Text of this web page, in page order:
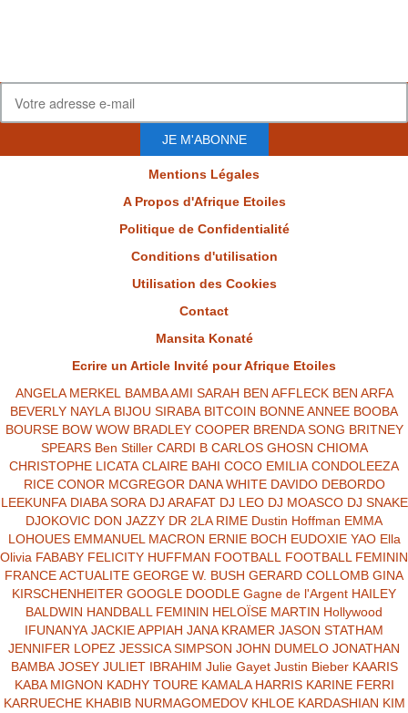
JE M'ABONNE
Mentions Légales
A Propos d'Afrique Etoiles
Politique de Confidentialité
Conditions d'utilisation
Utilisation des Cookies
Contact
Mansita Konaté
Ecrire un Article Invité pour Afrique Etoiles
ANGELA MERKEL BAMBA AMI SARAH BEN AFFLECK BEN ARFA
BEVERLY NAYLA BIJOU SIRABA BITCOIN BONNE ANNEE BOOBA
BOURSE BOW WOW BRADLEY COOPER BRENDA SONG BRITNEY
SPEARS Ben Stiller CARDI B CARLOS GHOSN CHIOMA
CHRISTOPHE LICATA CLAIRE BAHI COCO EMILIA CONDOLEEZA
RICE CONOR MCGREGOR DANA WHITE DAVIDO DEBORDO
LEEKUNFA DIABA SORA DJ ARAFAT DJ LEO DJ MOASCO DJ SNAKE
DJOKOVIC DON JAZZY DR 2LA RIME Dustin Hoffman EMMA
LOHOUES EMMANUEL MACRON ERNIE BOCH EUDOXIE YAO Ella
Olivia FABABY FELICITY HUFFMAN FOOTBALL FOOTBALL FEMININ
FRANCE ACTUALITE GEORGE W. BUSH GERARD COLLOMB GINA
KIRSCHENHEITER GOOGLE DOODLE Gagne de l'Argent HAILEY
BALDWIN HANDBALL FEMININ HELOÏSE MARTIN Hollywood
IFUNANYA JACKIE APPIAH JANA KRAMER JASON STATHAM
JENNIFER LOPEZ JESSICA SIMPSON JOHN DUMELO JONATHAN
BAMBA JOSEY JULIET IBRAHIM Julie Gayet Justin Bieber KAARIS
KABA MIGNON KADHY TOURE KAMALA HARRIS KARINE FERRI
KARRUECHE KHABIB NURMAGOMEDOV KHLOE KARDASHIAN KIM